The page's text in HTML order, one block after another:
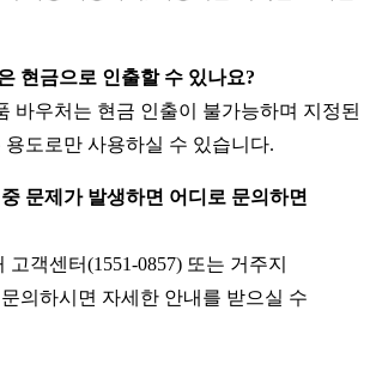
현금으로 인출할 수 있나요?
바우처는 현금 인출이 불가능하며 지정된
도로만 사용하실 수 있습니다.
문제가 발생하면 어디로 문의하면
객센터(1551-0857) 또는 거주지
의하시면 자세한 안내를 받으실 수